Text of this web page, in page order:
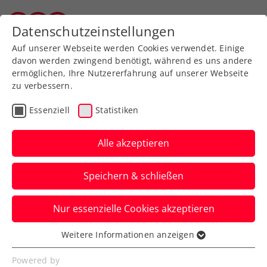
Zurück zur Newsübersicht
Turniere
Erste Bank Open:
Erler/Miedler mit starker
Vorstellung ins Halbfinale
Österreichs Spitzendoppel setzt sich im
Viertelfinale des ATP-500-Heimturniers in
Wien klar durch.
Verfasst von: Manuel Wachta, 25.10.2024
Datenschutzeinstellungen
Auf unserer Webseite werden Cookies verwendet. Einige
davon werden zwingend benötigt, während es uns andere
ermöglichen, Ihre Nutzererfahrung auf unserer Webseite
zu verbessern.
Essenziell Statistiken
Alle akzeptieren
Speichern & schließen
Nur essenzielle Cookies akzeptieren
Essenziell
Essenzielle Cookies werden für grundlegende
Weitere Informationen anzeigen
Powered by